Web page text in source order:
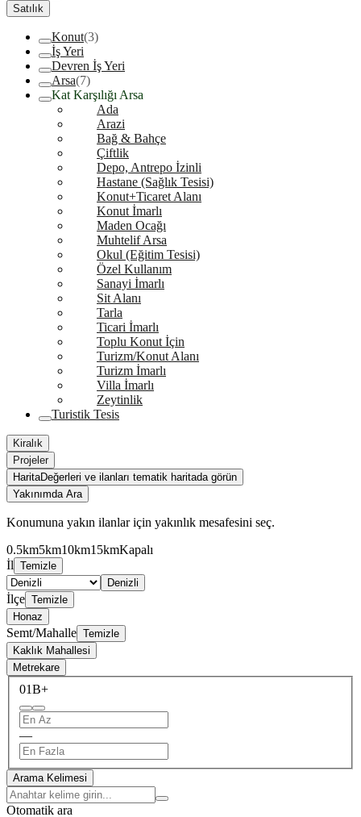
Satılık
Konut(3)
İş Yeri
Devren İş Yeri
Arsa(7)
Kat Karşılığı Arsa
Ada
Arazi
Bağ & Bahçe
Çiftlik
Depo, Antrepo İzinli
Hastane (Sağlık Tesisi)
Konut+Ticaret Alanı
Konut İmarlı
Maden Ocağı
Muhtelif Arsa
Okul (Eğitim Tesisi)
Özel Kullanım
Sanayi İmarlı
Sit Alanı
Tarla
Ticari İmarlı
Toplu Konut İçin
Turizm/Konut Alanı
Turizm İmarlı
Villa İmarlı
Zeytinlik
Turistik Tesis
Kiralık
Projeler
HaritaDeğerleri ve ilanları tematik haritada görün
Yakınımda Ara
Konumuna yakın ilanlar için yakınlık mesafesini seç.
0.5km5km10km15kmKapalı
İl Temizle
Denizli
İlçe Temizle
Honaz
Semt/Mahalle Temizle
Kaklık Mahallesi
Metrekare
01B+
—
Arama Kelimesi
Otomatik ara